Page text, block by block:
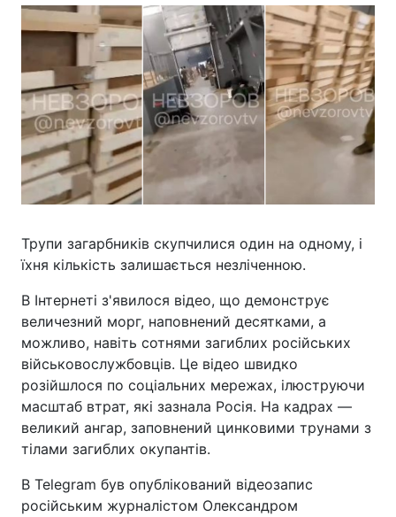
Трупи загарбників скупчилися один на одному, і
їхня кількість залишається незліченною.
В Інтернеті з'явилося відео, що демонструє
величезний морг, наповнений десятками, а
можливо, навіть сотнями загиблих російських
військовослужбовців. Це відео швидко
розійшлося по соціальних мережах, ілюструючи
масштаб втрат, які зазнала Росія. На кадрах —
великий ангар, заповнений цинковими трунами з
тілами загиблих окупантів.
В Telegram був опублікований відеозапис
російським журналістом Олександром